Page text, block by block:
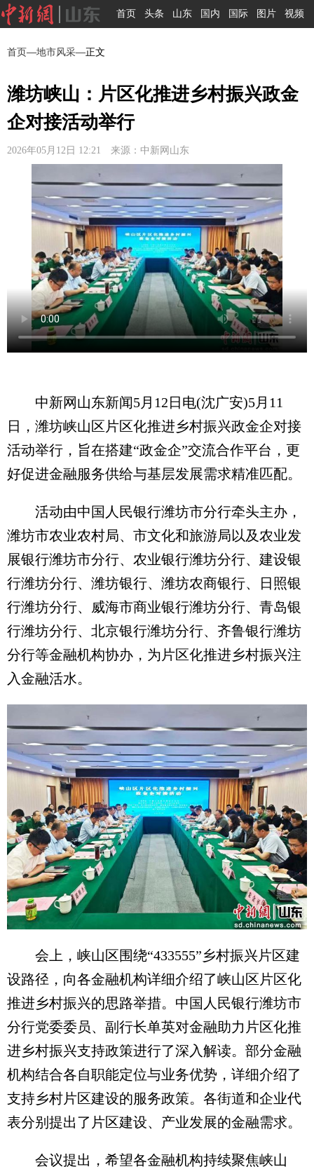
首页 头条 山东 国内 国际 图片 视频
首页—地市风采—正文
潍坊峡山：片区化推进乡村振兴政金
企对接活动举行
2026年05月12日 12:21 来源：中新网山东
中新网山东新闻5月12日电(沈广安)5月11
日，潍坊峡山区片区化推进乡村振兴政金企对接
活动举行，旨在搭建“政金企”交流合作平台，更
好促进金融服务供给与基层发展需求精准匹配。
活动由中国人民银行潍坊市分行牵头主办，
潍坊市农业农村局、市文化和旅游局以及农业发
展银行潍坊市分行、农业银行潍坊分行、建设银
行潍坊分行、潍坊银行、潍坊农商银行、日照银
行潍坊分行、威海市商业银行潍坊分行、青岛银
行潍坊分行、北京银行潍坊分行、齐鲁银行潍坊
分行等金融机构协办，为片区化推进乡村振兴注
入金融活水。
会上，峡山区围绕“433555”乡村振兴片区建
设路径，向各金融机构详细介绍了峡山区片区化
推进乡村振兴的思路举措。中国人民银行潍坊市
分行党委委员、副行长单英对金融助力片区化推
进乡村振兴支持政策进行了深入解读。部分金融
机构结合各自职能定位与业务优势，详细介绍了
支持乡村片区建设的服务政策。各街道和企业代
表分别提出了片区建设、产业发展的金融需求。
会议提出，希望各金融机构持续聚焦峡山